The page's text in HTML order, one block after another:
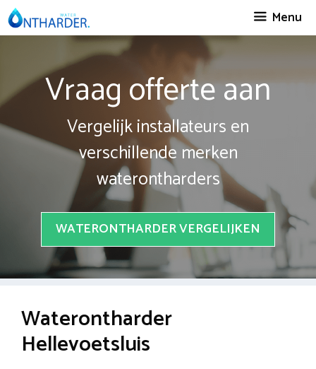
Spring
naar
Menu
Vraag offerte aan
Vergelijk installateurs en
verschillende merken
waterontharders
WATERONTHARDER VERGELIJKEN
Waterontharder
Hellevoetsluis